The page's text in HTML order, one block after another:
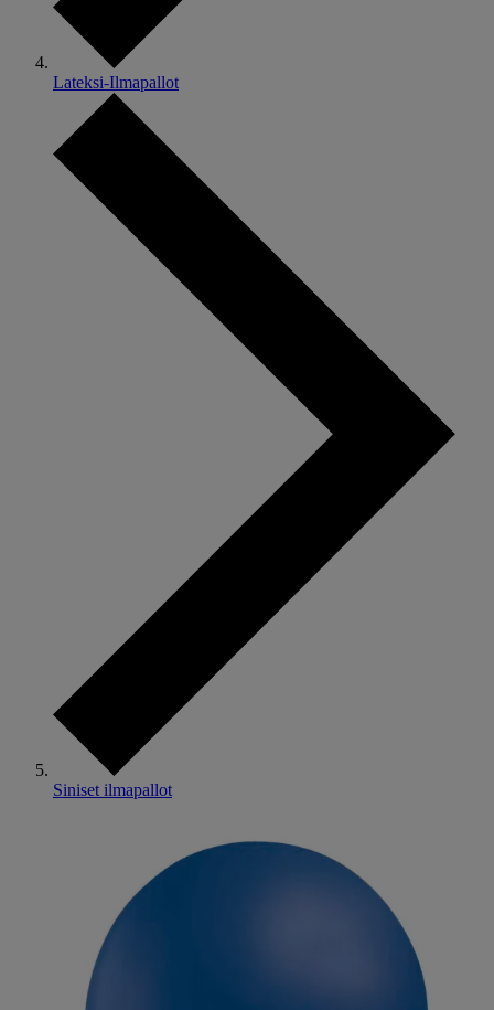
Lateksi-Ilmapallot
Siniset ilmapallot